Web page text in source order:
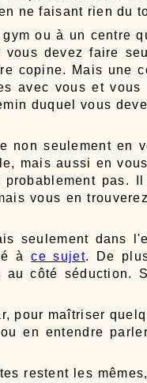
ne faisant rien du
ou à un centre
devez faire
copine. Mais une
avec vous et vous
duquel vous
non seulement en
mais aussi en
pas.
vous en
seulement dans
àce sujet. De
au côté séduction.
pour maîtriser
en entendre
restent les